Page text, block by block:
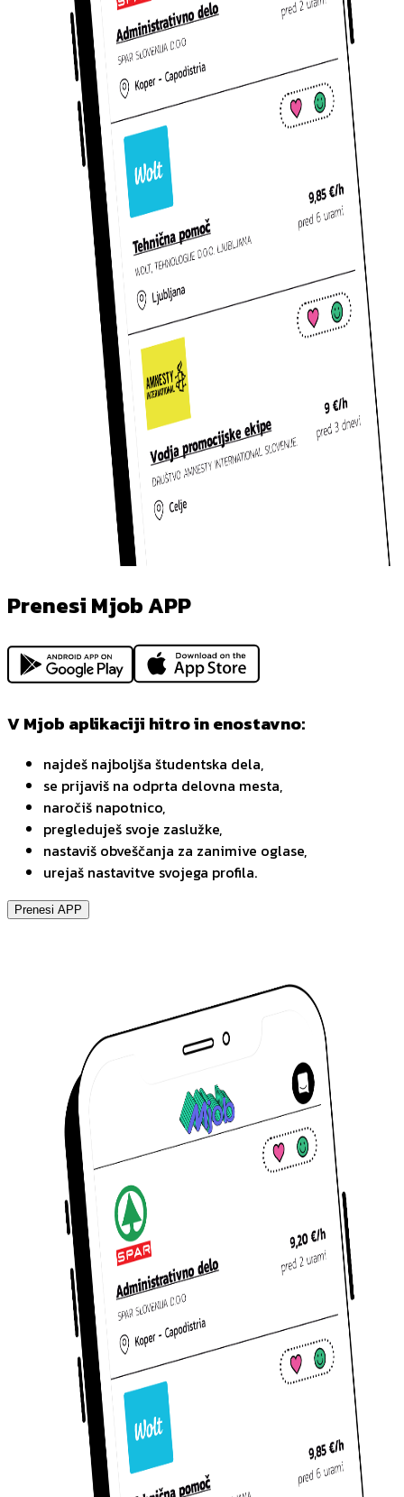
Prenesi Mjob APP
V Mjob aplikaciji hitro in enostavno:
najdeš najboljša študentska dela,
se prijaviš na odprta delovna mesta,
naročiš napotnico,
pregleduješ svoje zaslužke,
nastaviš obveščanja za zanimive oglase,
urejaš nastavitve svojega profila.
Prenesi APP